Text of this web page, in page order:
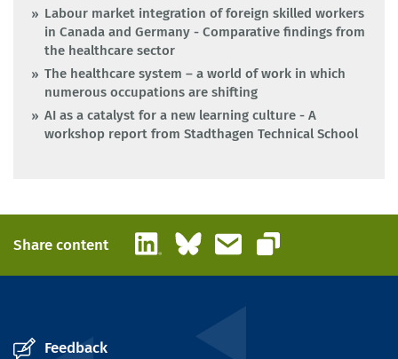
Labour market integration of foreign skilled workers
in Canada and Germany - Comparative findings from
the healthcare sector
The healthcare system – a world of work in which
numerous occupations are shifting
AI as a catalyst for a new learning culture - A
workshop report from Stadthagen Technical School
Share content LinkedInBlueskyEmail
Copy link
Feedback